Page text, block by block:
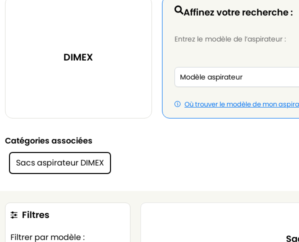
DIMEX
Affinez votre recherche :
Entrez le modèle de l’aspirateur :
Où trouver le modèle de mon
Catégories associées
Sacs aspirateur DIMEX
Filtres
Filtrer par modèle :